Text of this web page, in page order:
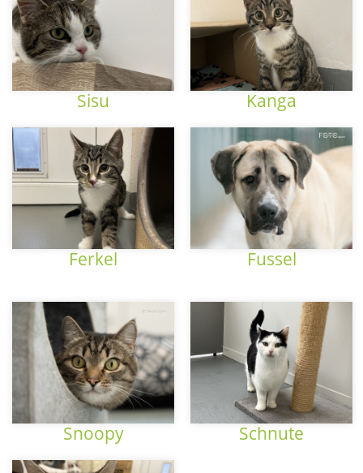
Sisu Kanga
Ferkel Fussel
Snoopy Schnute